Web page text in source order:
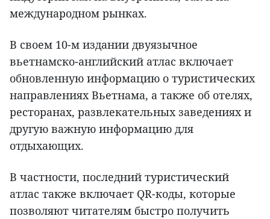
международном рынках.
В своем 10-м издании двуязычное
вьетнамско-английский атлас включает
обновленную информацию о туристических
направлениях Вьетнама, а также об отелях,
ресторанах, развлекательных заведениях и
другую важную информацию для
отдыхающих.
В частности, последний туристический
атлас также включает QR-коды, которые
позволяют читателям быстро получить